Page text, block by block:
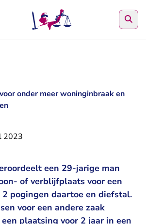
onder meer woninginbraak en
2023
een 29-jarige man
of verblijfplaats voor een
pogingen daartoe en diefstal.
voor een andere zaak
plaatsing voor 2 jaar in een